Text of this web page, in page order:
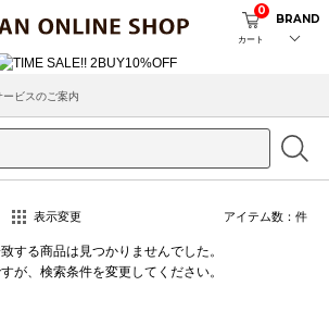
カート
0
BRAND
ビスのご案内
表示変更 アイテム数： 件
する商品は見つかりませんでした。
が、検索条件を変更してください。